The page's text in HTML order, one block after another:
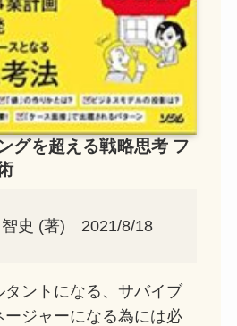
グを超える戦略思考 フ
史 (著) 2021/8/18
ントになる、サバイブ
ジャーになる為には必